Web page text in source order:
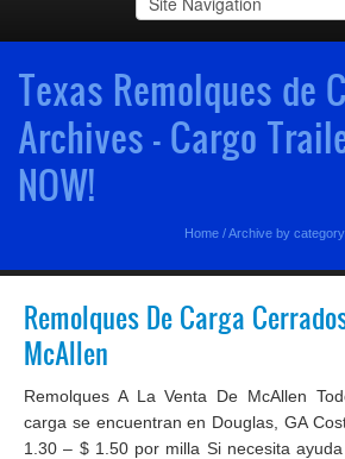
Texas Remolques de
Archives - Cargo
NOW!
Home /Archive by
Remolques De Carga
McAllen
Remolques A La Venta De McAllen
carga se encuentran en Douglas, GA
1.30 – $ 1.50 por milla Si necesita